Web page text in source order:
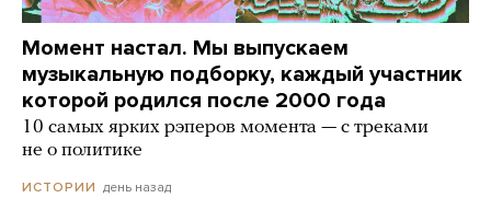
Момент настал. Мы выпускаем
музыкальную подборку, каждый участник
которой родился после 2000 года
10 самых ярких рэперов момента — с треками
не о политике
ИСТОРИИ день назад